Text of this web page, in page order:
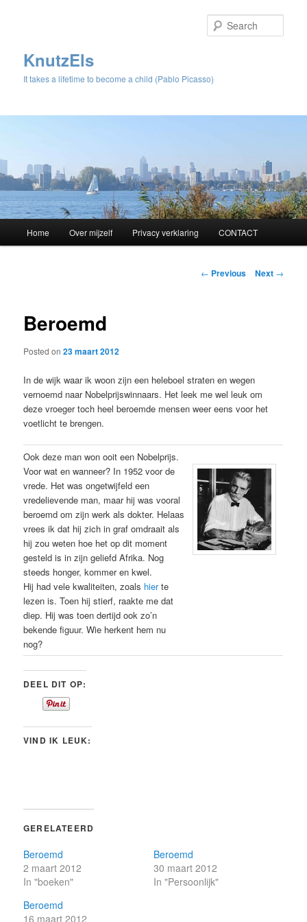
KnutzEls
It takes a lifetime to become a child (Pablo Picasso)
Skip
content
Home Over mijzelf Privacy verklaring CONTACT
Post
← Previous Next →
Beroemd
Posted on23 maart 2012
In de wijk waar ik woon zijn een heleboel straten en wegen
vernoemd naar Nobelprijswinnaars. Het leek me wel leuk om
deze vroeger toch heel beroemde mensen weer eens voor het
voetlicht te brengen.
Ook deze man won ooit een Nobelprijs.
Voor wat en wanneer? In 1952 voor de
vrede. Het was ongetwijfeld een
vredelievende man, maar hij was vooral
beroemd om zijn werk als dokter. Helaas
vrees ik dat hij zich in graf omdraait als
hij zou weten hoe het op dit moment
gesteld is in zijn geliefd Afrika. Nog
steeds honger, kommer en kwel.
Hij had vele kwaliteiten, zoals hierte
lezen is. Toen hij stierf, raakte me dat
diep. Hij was toen dertijd ook zo’n
bekende figuur. Wie herkent hem nu
nog?
DEEL DIT OP:
VIND IK LEUK:
GERELATEERD
Beroemd
2 maart 2012
In "boeken"
Beroemd
30 maart 2012
In "Persoonlijk"
Beroemd
16 maart 2012